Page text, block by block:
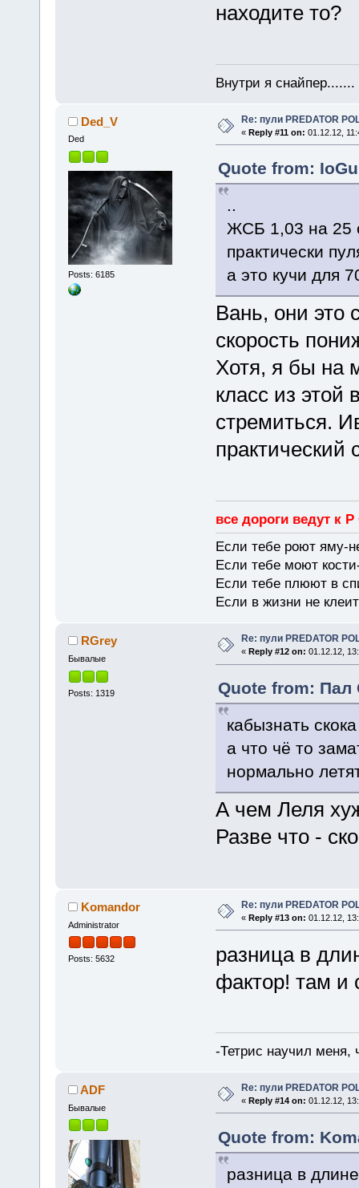
находите то?
Внутри я
Ded_V
Ded
Posts: 6185
Re: пули PREDATOR
« Reply #11 on: 01.12.12,
Quote from:
..
ЖСБ 1,03 на 25
практически
а это кучи для
Вань, они это
скорость
Хотя, я бы на
класс из этой
стремиться.
практический
все дороги ведут к
Если тебе роют яму-
Если тебе моют
Если тебе плюют в
Если в жизни не
RGrey
Бывалые
Posts: 1319
Re: пули PREDATOR
« Reply #12 on: 01.12.12,
Quote from: Пал
кабызнать
а что чё то
нормально
А чем Леля
Разве что -
Komandor
Administrator
Posts: 5632
Re: пули PREDATOR
« Reply #13 on: 01.12.12,
разница в
фактор! там и
-Тетрис научил меня,
ADF
Бывалые
Re: пули PREDATOR
« Reply #14 on: 01.12.12,
Quote from:
разница в